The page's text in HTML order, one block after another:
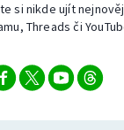
si nikde ujít
Threads či